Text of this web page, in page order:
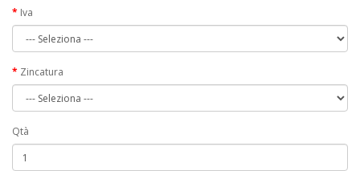
Iva
Zincatura
Qtà